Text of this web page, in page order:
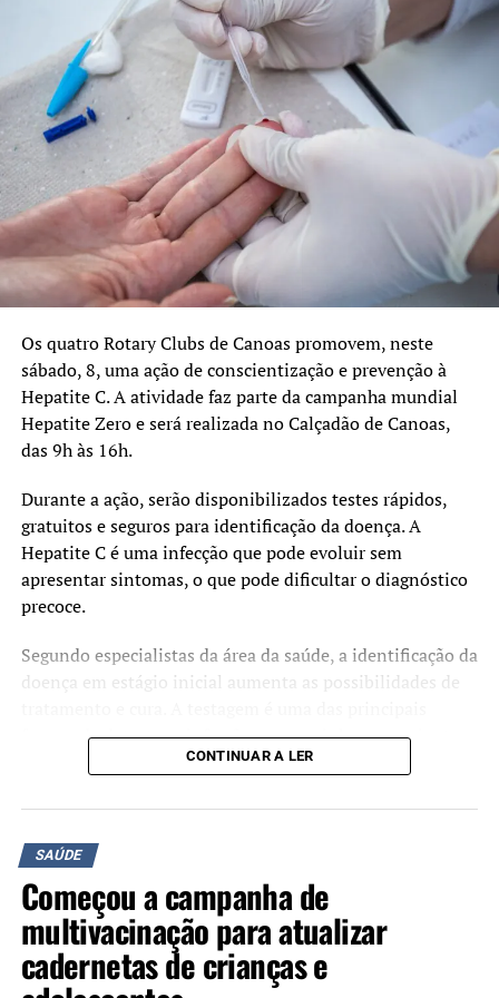
favoráveis ao diálogo. O
bom andamento do
trabalho dos médicos é
fundamental para que os
cidadãos tenham acesso a
um bom serviço”, disse
Matias.
PAGAMENTO
PREFEITURA DE CANOAS SAÚDE SIMERS
A SEGUIR UP
Médicos dos três hospitais de Canoas condicionam aceitar
pagamento de dezembro em parcelas à quitação em dia das
próximas remunerações
Após protesto, Prefeitura e Sindisaúde criam comissão de
acompanhamento da Saúde em Canoas
Os quatro Rotary Clubs de Canoas promovem, neste
sábado, 8, uma ação de conscientização e prevenção à
Hepatite C. A atividade faz parte da campanha mundial
Hepatite Zero e será realizada no Calçadão de Canoas,
das 9h às 16h.
Durante a ação, serão disponibilizados testes rápidos,
gratuitos e seguros para identificação da doença. A
Hepatite C é uma infecção que pode evoluir sem
apresentar sintomas, o que pode dificultar o diagnóstico
precoce.
Segundo especialistas da área da saúde, a identificação da
doença em estágio inicial aumenta as possibilidades de
formas de detectar a infecção e encaminhar os pacientes
para acompanhamento adequado.
A iniciativa é organizada pelos Rotary Clubs Canoas
Industrial, Canoas, Canoas Nordeste e Canoas
Integração, com o objetivo de ampliar o acesso à
informação e estimular a realização do diagnóstico.
CONTINUAR A LER
SAÚDE
Começou a campanha de
multivacinação para atualizar
cadernetas de crianças e